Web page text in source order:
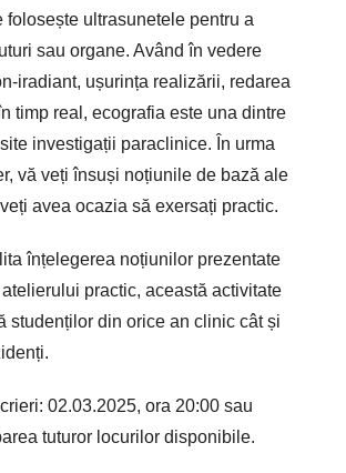
folosește ultrasunetele pentru a
sau organe. Având în vedere
iradiant, ușurința realizării, redarea
timp real, ecografia este una dintre
investigații paraclinice. În urma
vă veți însuși noțiunile de bază ale
avea ocazia să exersați practic.
înțelegerea noțiunilor prezentate
practic, această activitate
studenților din orice an clinic cât și
02.03.2025, ora 20:00 sau
tuturor locurilor disponibile.